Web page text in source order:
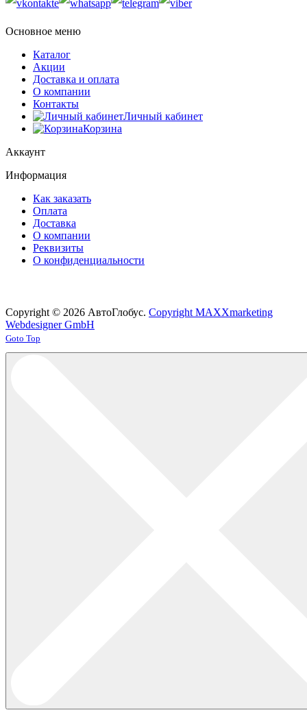
Основное меню
Каталог
Акции
Доставка и оплата
О компании
Контакты
Личный кабинет
Корзина
Аккаунт
Информация
Как заказать
Оплата
Доставка
О компании
Реквизиты
О конфиденциальности
Copyright © 2026 АвтоГлобус. Copyright MAXXmarketing
Webdesigner GmbH
Joomla! 3 Templates
Goto Top